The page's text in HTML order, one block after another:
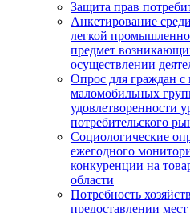
Защита прав
Анкетирование
легкой
предмет
осуществлении
Опрос для граждан
маломобильных
удовлетворенности
потребительского
Социологические
ежегодного
конкуренции на
области
Потребность
предоставлении